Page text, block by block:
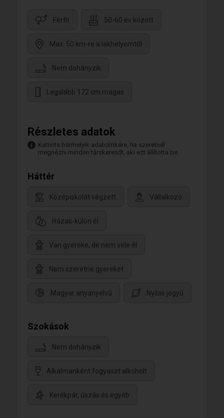
Férfit 50-60 év között
Max. 50 km-re a lakhelyemtől
Nem dohányzik
Legalább 172 cm magas
Részletes adatok
Kattints bármelyik adatcímkére, ha szeretnél
megnézni minden társkeresőt, aki ezt állította be.
Háttér
Középiskolát végzett Vállalkozó
Házas-külön él
Van gyereke, de nem vele él
Nem szeretne gyereket
Magyar anyanyelvű Nyilas jegyű
Szokások
Nem dohányzik
Alkalmanként fogyaszt alkoholt
Kerékpár, úszás és egyéb